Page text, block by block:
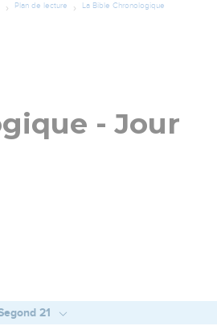
Plan de lecture La Bible Chronologique
- Jour
21